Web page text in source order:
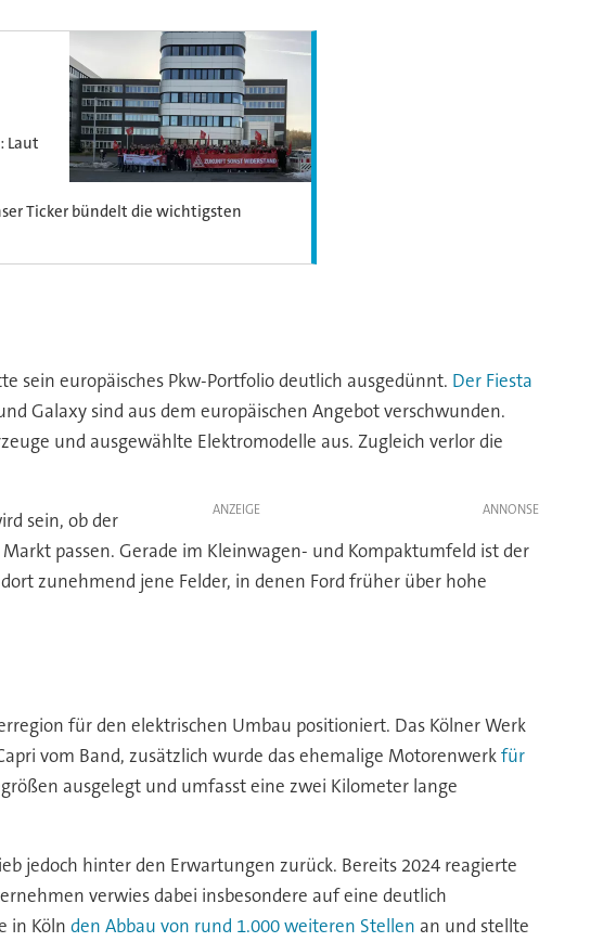
Laut
Ticker bündelt die wichtigsten
sein europäisches Pkw-Portfolio deutlich ausgedünnt. Der Fiesta
Galaxy sind aus dem europäischen Angebot verschwunden.
und ausgewählte Elektromodelle aus. Zugleich verlor die
ANZEIGE
sein, ob der
passen. Gerade im Kleinwagen- und Kompaktumfeld ist der
zunehmend jene Felder, in denen Ford früher über hohe
für den elektrischen Umbau positioniert. Das Kölner Werk
vom Band, zusätzlich wurde das ehemalige Motorenwerkfür
ausgelegt und umfasst eine zwei Kilometer lange
jedoch hinter den Erwartungen zurück. Bereits 2024 reagierte
verwies dabei insbesondere auf eine deutlich
in Köln den Abbau von rund 1.000 weiteren Stellen an und stellte